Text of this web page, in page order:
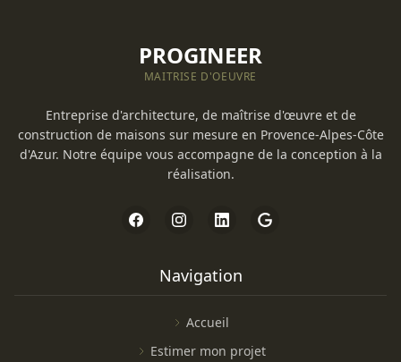
PROGINEER
MAITRISE D'OEUVRE
Entreprise d'architecture, de maîtrise d'œuvre et de
construction de maisons sur mesure en Provence-Alpes-Côte
d'Azur. Notre équipe vous accompagne de la conception à la
réalisation.
Navigation
Accueil
Estimer mon projet